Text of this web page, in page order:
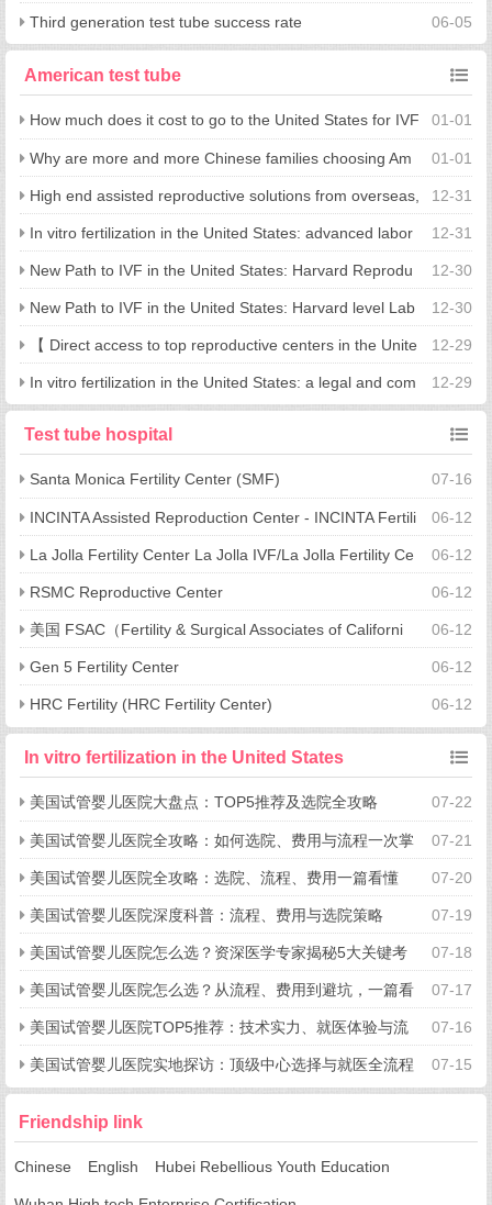
Choosing the Right Clinic, Avoiding Three Years of Mistakes06-05
Third generation test tube success rate
American test tube
01-01
How much does it cost to go to the United States for IVF
in 2024? Full analysis of cost details 01-01
Why are more and more Chinese families choosing Am
erican IVF? Complete analysis of the five major advantages12-31
High end assisted reproductive solutions from overseas,
helping families achieve their dreams and achieve eugenics12-31
In vitro fertilization in the United States: advanced labor
atory+full Chinese accompanying consultation, helping you to we
lcome pregnancy with peace of mind
12-30
New Path to IVF in the United States: Harvard Reprodu
ctive Center's 1-on-1 Program for a More Secure Scientific Cycle
12-30
New Path to IVF in the United States: Harvard level Lab
oratory+Chinese Companion Consultation, One Stop Locking in
'Good Pregnancy'
12-29
【 Direct access to top reproductive centers in the Unite
d States 】 7-day departure, 1-on-1 Chinese accompanying con
12-29
In vitro fertilization in the United States: a legal and com
Test tube hospital
07-16
Santa Monica Fertility Center (SMF)
06-12
INCINTA Assisted Reproduction Center - INCINTA Fertili
ty Center 06-12
La Jolla Fertility Center La Jolla IVF/La Jolla Fertility Ce
nter 06-12
RSMC Reproductive Center
06-12
美国 FSAC（Fertility & Surgical Associates of Californi
a）生殖中心 06-12
Gen 5 Fertility Center
06-12
HRC Fertility (HRC Fertility Center)
In vitro fertilization in the United States
07-22
美国试管婴儿医院大盘点：TOP5推荐及选院全攻略
07-21
美国试管婴儿医院全攻略：如何选院、费用与流程一次掌
握 07-20
美国试管婴儿医院全攻略：选院、流程、费用一篇看懂
07-19
美国试管婴儿医院深度科普：流程、费用与选院策略
07-18
美国试管婴儿医院怎么选？资深医学专家揭秘5大关键考
量 07-17
美国试管婴儿医院怎么选？从流程、费用到避坑，一篇看
懂所有关键点 07-16
美国试管婴儿医院TOP5推荐：技术实力、就医体验与流
程细节全揭秘 07-15
美国试管婴儿医院实地探访：顶级中心选择与就医全流程
Friendship link
Chinese English Hubei Rebellious Youth Education